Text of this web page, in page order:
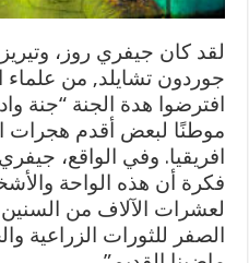
لقد كان جيفري روز،
جوردون تشايلد, من علماء
افترضوا هدة الجنة “جنة
موطنًا لبعض أقدم هجرات
افريقيا. وفي الواقع،
فكرة أن هذه الواحة
لعشرات الآلاف من
الصفر للثورات الزراعية